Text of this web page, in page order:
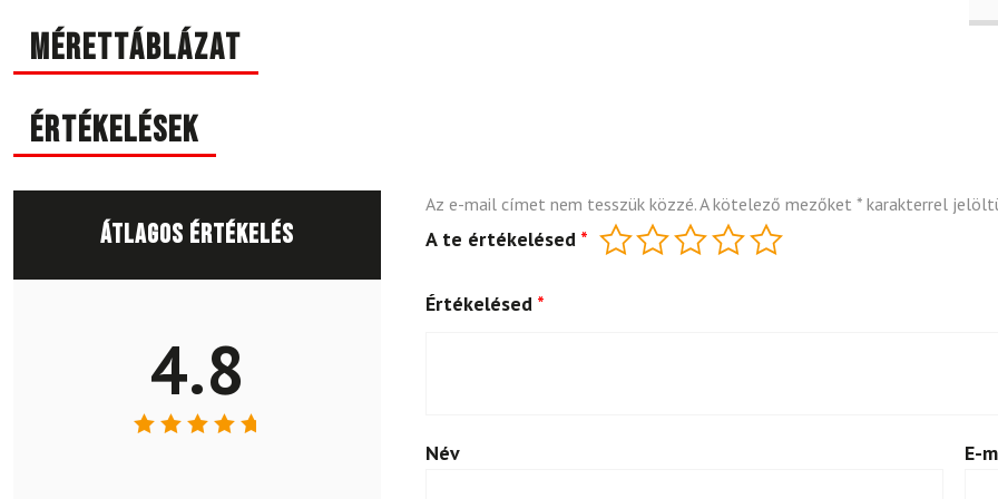
Mérettáblázat
Értékelések
Átlagos értékelés
4.8
Az e-mail címet nem tesszük közzé.A kötelező mezőket *karakterrel
A te értékelésed *
Értékelésed *
Név E-